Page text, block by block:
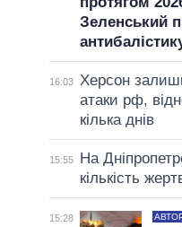
Зеленський
16:03 Херсон
атаки рф,
кілька днів
15:55
На
кількість
15:28